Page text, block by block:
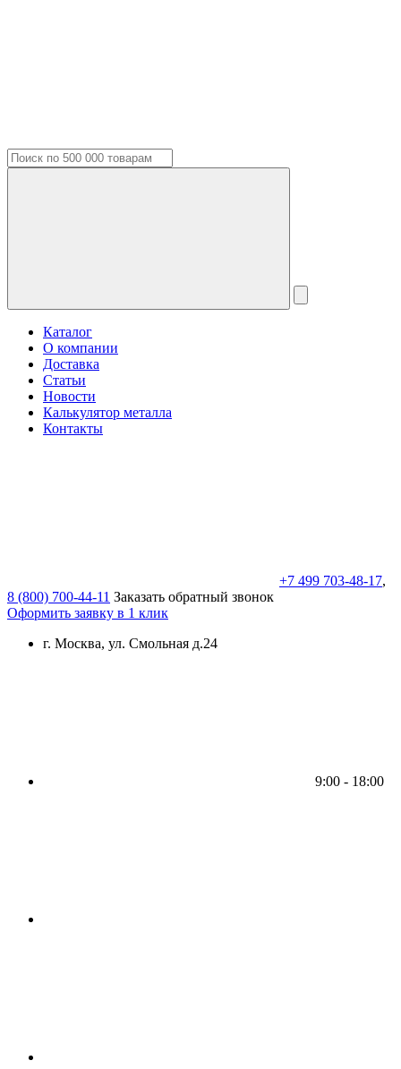
Каталог
О компании
Доставка
Статьи
Новости
Калькулятор металла
Контакты
+7 499 703-48-17,
8 (800) 700-44-11 Заказать обратный звонок
Оформить заявку в 1 клик
г. Москва, ул. Смольная д.24
9:00 - 18:00